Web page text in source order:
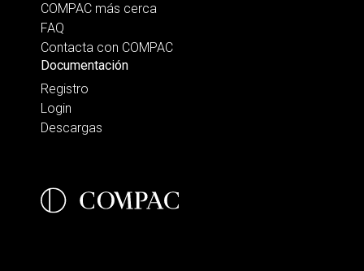
COMPAC más cerca
FAQ
Contacta con COMPAC
Documentación
Registro
Login
Descargas